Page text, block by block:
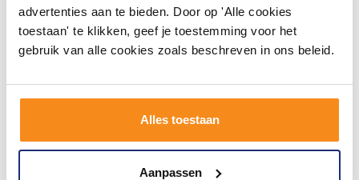
advertenties aan te bieden. Door op 'Alle cookies
toestaan' te klikken, geef je toestemming voor het
gebruik van alle cookies zoals beschreven in ons beleid.
Alles toestaan
Aanpassen